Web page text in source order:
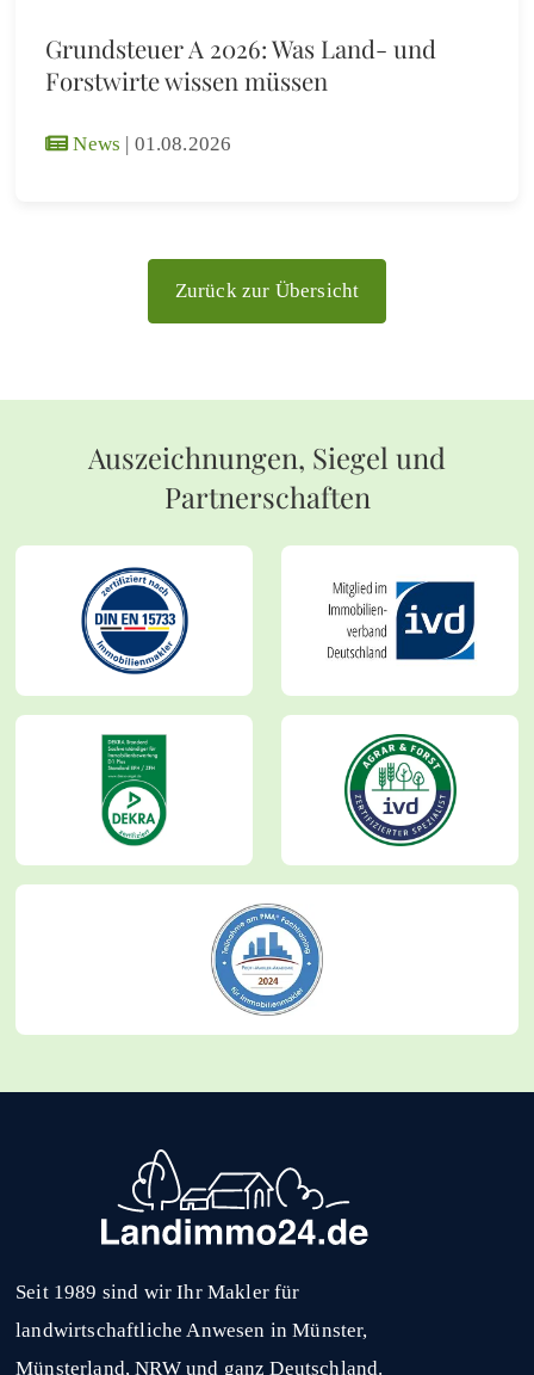
Grundsteuer A 2026: Was Land- und
Forstwirte wissen müssen
News | 01.08.2026
Zurück zur Übersicht
Auszeichnungen, Siegel und
Partnerschaften
Seit 1989 sind wir Ihr Makler für
landwirtschaftliche Anwesen in Münster,
Münsterland, NRW und ganz Deutschland.